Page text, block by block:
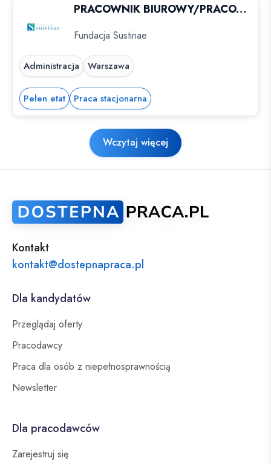
PRACOWNIK BIUROWY/PRACOWNICA BIUROWA POSZUKIWANY/POSZUKIWANA !!
Fundacja Sustinae
Administracja Warszawa
Pełen etat Praca stacjonarna
Wczytaj więcej
Kontakt
kontakt@dostepnapraca.pl
Dla kandydatów
Przeglądaj oferty
Pracodawcy
Praca dla osób z niepełnosprawnością
Newsletter
Dla pracodawców
Zarejestruj się